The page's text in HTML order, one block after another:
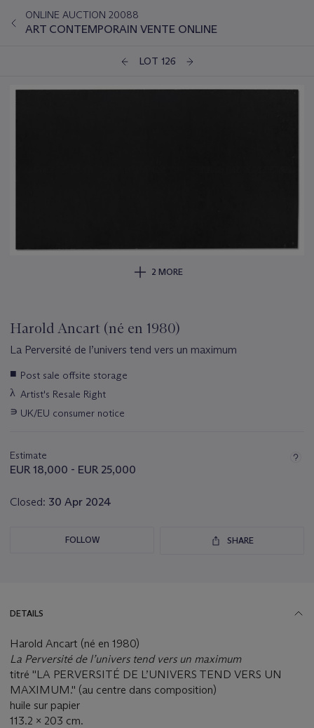
ONLINE AUCTION 20088
ART CONTEMPORAIN VENTE ONLINE
LOT 126
2 MORE
Harold Ancart (né en 1980)
La Perversité de l’univers tend vers un maximum
Important
about
this
■ Post sale offsite storage
λ Artist's Resale Right
∍ UK/EU consumer notice
Estimate
EUR 18,000 - EUR 25,000
Closed: 30 Apr 2024
FOLLOW SHARE
DETAILS
Harold Ancart (né en 1980)
La Perversité de l’univers tend vers un maximum
titré ''LA PERVERSITÉ DE L’UNIVERS TEND VERS UN
MAXIMUM.'' (au centre dans composition)
huile sur papier
113.2 x 203 cm.